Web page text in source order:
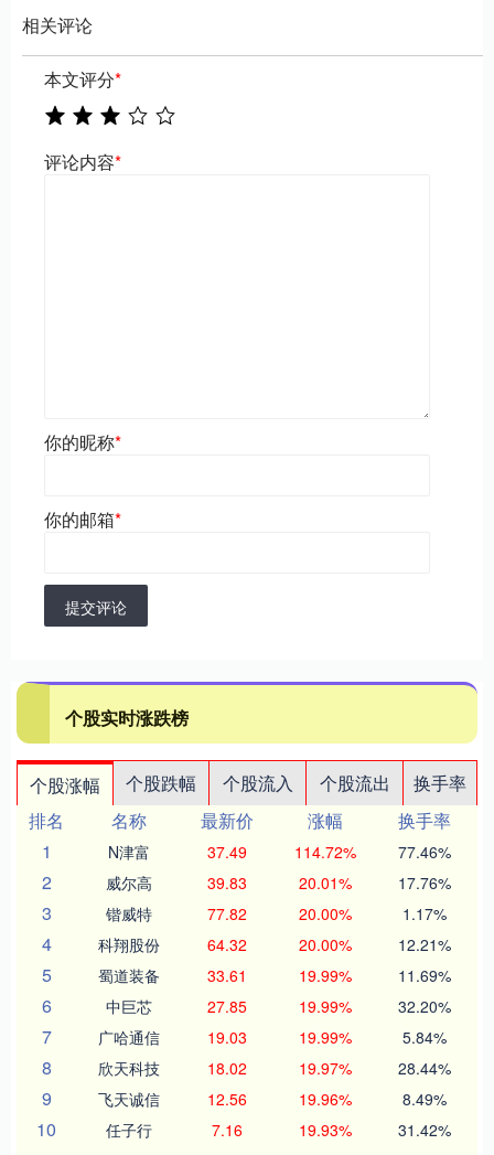
相关评论
本文评分*
评论内容*
你的昵称*
你的邮箱*
提交评论
个股实时涨跌榜
个股涨幅 个股跌幅 个股流入 个股流出
换手率
排名
名称 最新价 涨幅
换手率
1
N津富 37.49 114.72% 77.46%
2 威尔高 39.83 20.01% 17.76%
3 锴威特 77.82 20.00% 1.17%
4 科翔股份 64.32 20.00% 12.21%
5 蜀道装备 33.61 19.99% 11.69%
6 中巨芯 27.85 19.99% 32.20%
7 广哈通信 19.03 19.99% 5.84%
8 欣天科技 18.02 19.97% 28.44%
9 飞天诚信 12.56 19.96% 8.49%
10 任子行 7.16 19.93% 31.42%